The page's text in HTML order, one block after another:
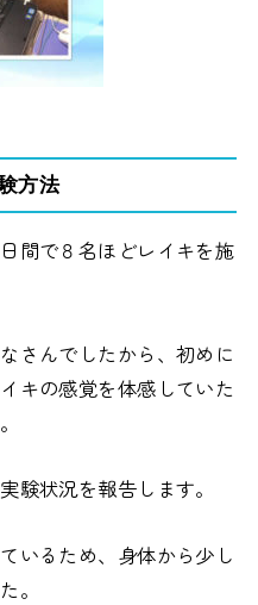
方法
間で８名ほどレイキを施
さんでしたから、初めに
キの感覚を体感していた
験状況を報告します。
いるため、身体から少し
。